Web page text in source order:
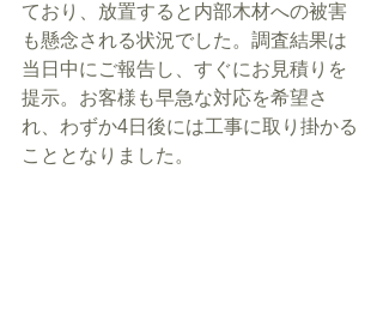
ており、放置すると内部木材への被害
も懸念される状況でした。調査結果は
当日中にご報告し、すぐにお見積りを
提示。お客様も早急な対応を希望さ
れ、わずか4日後には工事に取り掛かる
こととなりました。